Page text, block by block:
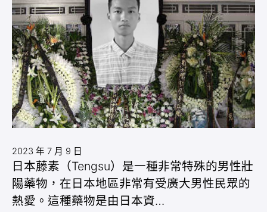
2023 年 7 月 9 日
日本藤素（Tengsu）是一種非常特殊的男性壯
陽藥物，在日本地區非常有受廣大男性民眾的
熱愛。這種藥物是由日本資…